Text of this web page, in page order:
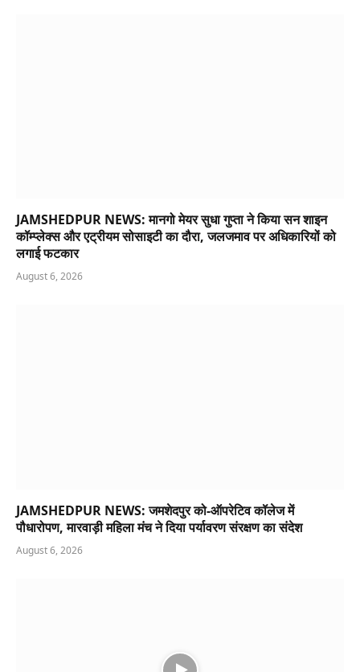
JAMSHEDPUR NEWS: मानगो मेयर सुधा गुप्ता ने किया सन शाइन
कॉम्प्लेक्स और एट्रीयम सोसाइटी का दौरा, जलजमाव पर अधिकारियों को
लगाई फटकार
August 6, 2026
JAMSHEDPUR NEWS: जमशेदपुर को-ऑपरेटिव कॉलेज में
पौधारोपण, मारवाड़ी महिला मंच ने दिया पर्यावरण संरक्षण का संदेश
August 6, 2026